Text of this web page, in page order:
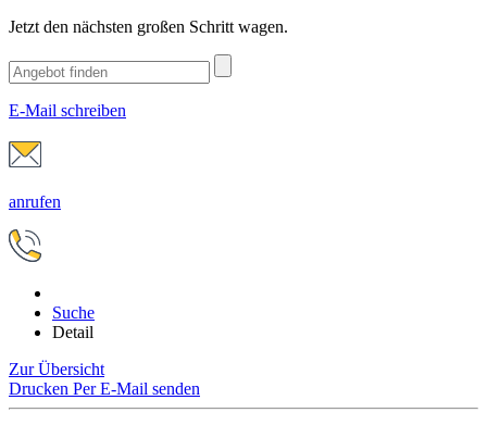
Jetzt den nächsten großen Schritt wagen.
E-Mail schreiben
anrufen
Suche
Detail
Zur Übersicht
Drucken Per E-Mail senden